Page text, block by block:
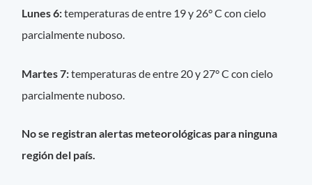
Lunes 6:temperaturas de entre 19 y 26° C con cielo
parcialmente nuboso.
Martes 7:temperaturas de entre 20 y 27° C con cielo
parcialmente nuboso.
No se registran alertas meteorológicas para ninguna
región del país.